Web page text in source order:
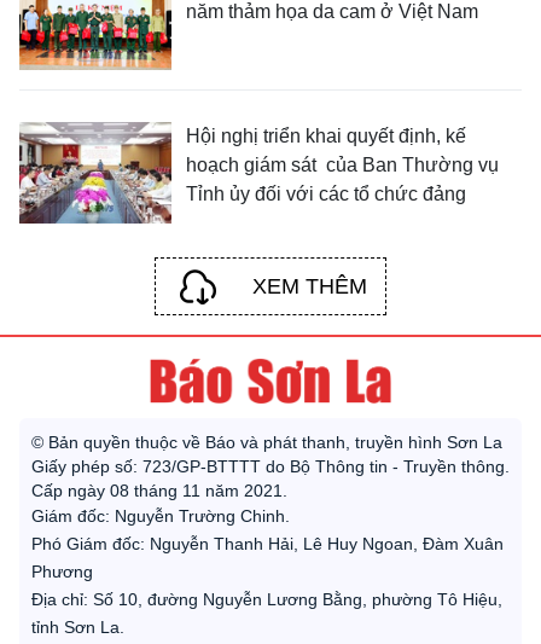
năm thảm họa da cam ở Việt Nam
Hội nghị triển khai quyết định, kế
hoạch giám sát của Ban Thường vụ
Tỉnh ủy đối với các tổ chức đảng
XEM THÊM
© Bản quyền thuộc về Báo và phát thanh, truyền hình Sơn La
Giấy phép số: 723/GP-BTTTT do Bộ Thông tin - Truyền thông.
Cấp ngày 08 tháng 11 năm 2021.
Giám đốc: Nguyễn Trường Chinh.
Phó Giám đốc: Nguyễn Thanh Hải, Lê Huy Ngoan, Đàm Xuân
Phương
Địa chỉ: Số 10, đường Nguyễn Lương Bằng, phường Tô Hiệu,
tỉnh Sơn La.